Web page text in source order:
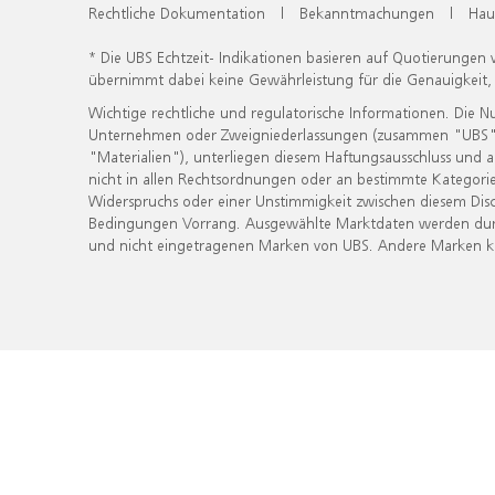
Rechtliche Dokumentation | Bekanntmachungen |
* Die UBS Echtzeit- Indikationen basieren auf
übernimmt dabei keine Gewährleistung für die
Wichtige rechtliche und regulatorische Informationen. Die
Unternehmen oder Zweigniederlassungen (zusammen
"Materialien"), unterliegen diesem Haftungsausschluss
nicht in allen Rechtsordnungen oder an bestimmte
Widerspruchs oder einer Unstimmigkeit zwischen diesem
Bedingungen Vorrang. Ausgewählte Marktdaten werden
und nicht eingetragenen Marken von UBS. Andere Marken